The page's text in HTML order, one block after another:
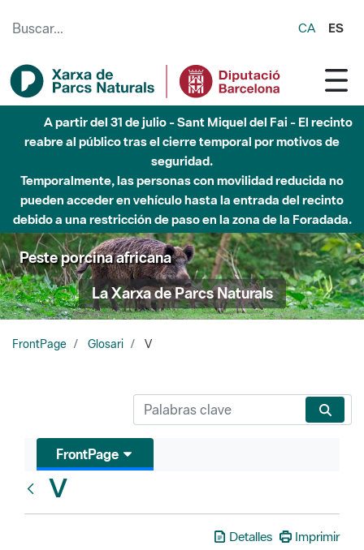
CA ES
A partir del 31 de julio - Sant Miquel del Fai - El recinto
reabre al público tras el cierre temporal por motivos de
seguridad.
Temporalmente, las personas con movilidad reducida no
pueden acceder en vehículo hasta la entrada del recinto
debido a una restricción de paso en la zona de la Foradada.
Peste porcina africana
La Xarxa de Parcs Naturals
FrontPage Glosari V
FrontPage
V
Detalles Imprimir